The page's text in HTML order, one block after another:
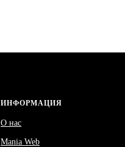
ИНФОРМАЦИЯ
О нас
Mania Web